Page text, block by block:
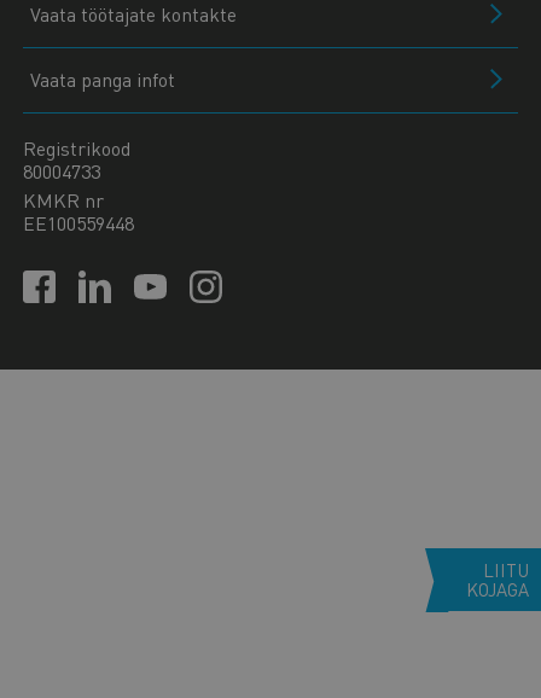
Vaata töötajate kontakte
Vaata panga infot
Registrikood
80004733
KMKR nr
EE100559448
LIITU
KOJAGA